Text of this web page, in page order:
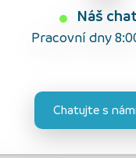
Náš
Pracovní dny
Chatujte s námi